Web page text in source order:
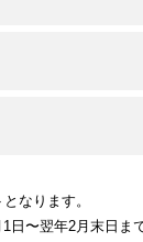
なります。
〜翌年2月末日ま